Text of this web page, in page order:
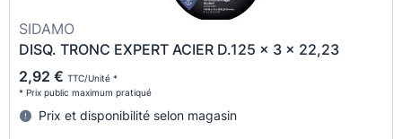
SIDAMO
DISQ. TRONC EXPERT ACIER D.125 x 3 x 22,23
2,92 € TTC/Unité *
* Prix public maximum pratiqué
Prix et disponibilité selon magasin